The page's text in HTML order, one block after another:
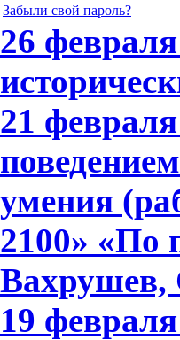
Забыли свой пароль?
26
21
умения
2100» «По
Вахрушев,
19